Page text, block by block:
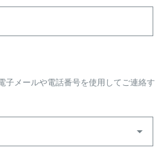
子メールや電話番号を使用してご連絡す